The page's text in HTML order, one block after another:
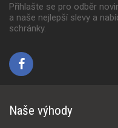
Přihlašte se pro odběr
a naše nejlepší slevy a
schránky.
Naše výhody